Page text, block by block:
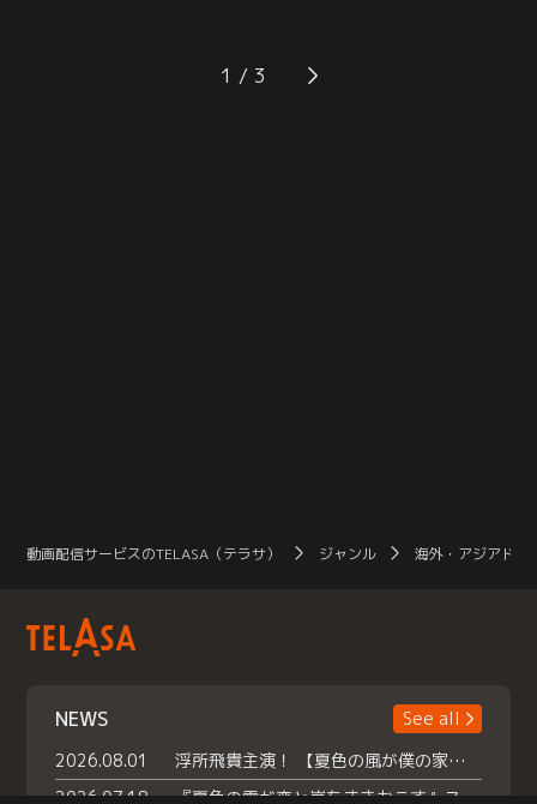
エットもスペイン語の通訳として捜
査に参加する。事件を調べると、誘
ィスティックな模倣犯なのか？一
方、ニックとの相変わらぬ状態に悩
1
動画配信サービスのTELASA（テラサ） ジャンル 海外・アジアドラ
NEWS
See all
2026.08.01
浮所飛貴主演！ 【夏色の風が僕の家にやってきた】 本日よりテラサで独占配信スタート！
2026.07.18
『夏色の雲が恋と嵐をまきおこす』スペシャルメイキング 【Part1】2026年７月18日（土）23時30分～配信スタート！話題のシーンの裏側を大公開！豪華キャスト大集合！ 『武宮家 真夏の家族会議』開催！